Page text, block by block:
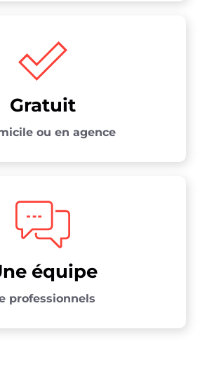
Gratuit
ou en agence
équipe
professionnels